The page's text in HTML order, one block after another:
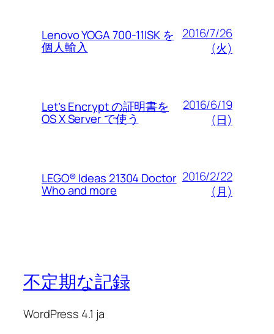
Lenovo YOGA 700-11ISK を
個人輸入
2016/7/26
(火)
Let’s Encrypt の証明書を
OS X Server で使う
2016/6/19
(日)
LEGO® Ideas 21304 Doctor
Who and more
2016/2/22
(月)
不定期な記録
WordPress 4.1 ja